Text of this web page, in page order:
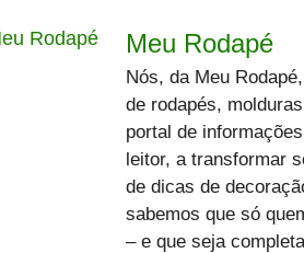
Meu Rodapé
Nós, da Meu
de rodapés,
portal de
leitor, a transformar
de dicas de
sabemos que só
– e que seja